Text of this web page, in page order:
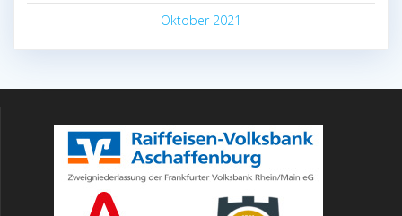
Oktober 2021